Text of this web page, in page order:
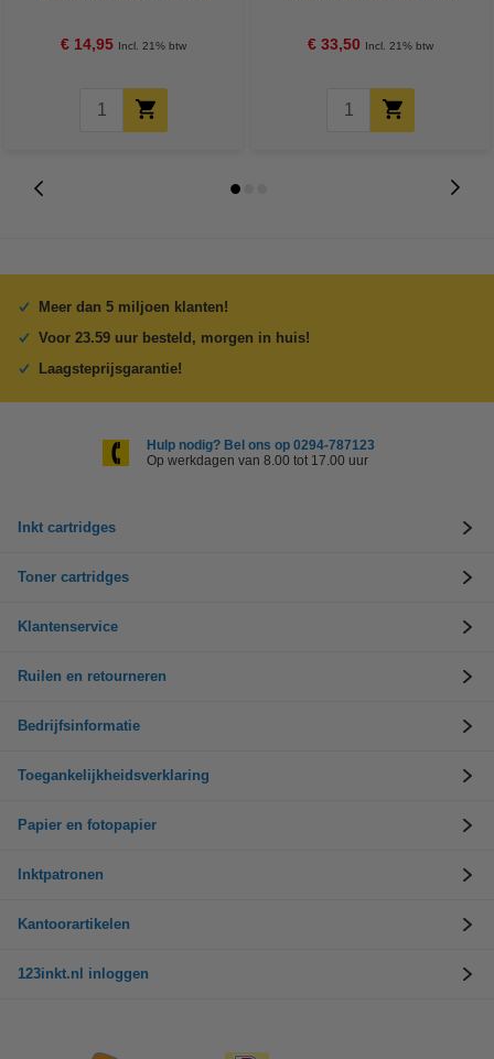
€ 14,95 Incl. 21% btw € 33,50 Incl. 21% btw
Meer dan 5 miljoen klanten!
Voor 23.59 uur besteld, morgen in huis!
Laagsteprijsgarantie!
Hulp nodig? Bel ons op 0294-787123
Op werkdagen van 8.00 tot 17.00 uur
Inkt cartridges
Toner cartridges
Klantenservice
Ruilen en retourneren
Bedrijfsinformatie
Toegankelijkheidsverklaring
Papier en fotopapier
Inktpatronen
Kantoorartikelen
123inkt.nl inloggen